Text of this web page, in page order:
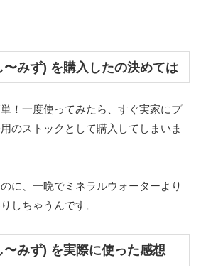
みず) を購入したの決めては
！一度使ってみたら、すぐ実家にプ
のストックとして購入してしまいま
に、一晩でミネラルウォーターより
しちゃうんです。
みず) を実際に使った感想